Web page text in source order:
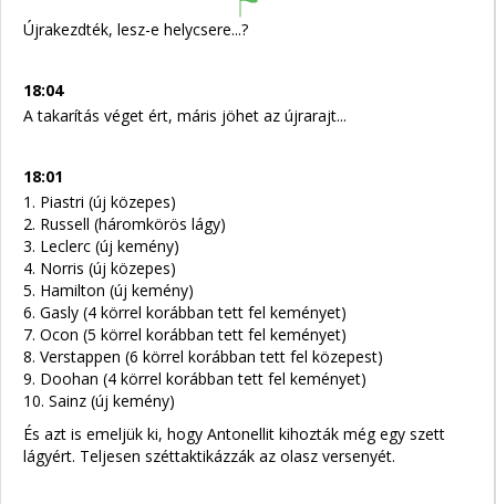
Újrakezdték, lesz-e helycsere...?
18:04
A takarítás véget ért, máris jöhet az újrarajt...
18:01
1. Piastri (új közepes)
2. Russell (háromkörös lágy)
3. Leclerc (új kemény)
4. Norris (új közepes)
5. Hamilton (új kemény)
6. Gasly (4 körrel korábban tett fel keményet)
7. Ocon (5 körrel korábban tett fel keményet)
8. Verstappen (6 körrel korábban tett fel közepest)
9. Doohan (4 körrel korábban tett fel keményet)
10. Sainz (új kemény)
És azt is emeljük ki, hogy Antonellit kihozták még egy szett
lágyért. Teljesen széttaktikázzák az olasz versenyét.